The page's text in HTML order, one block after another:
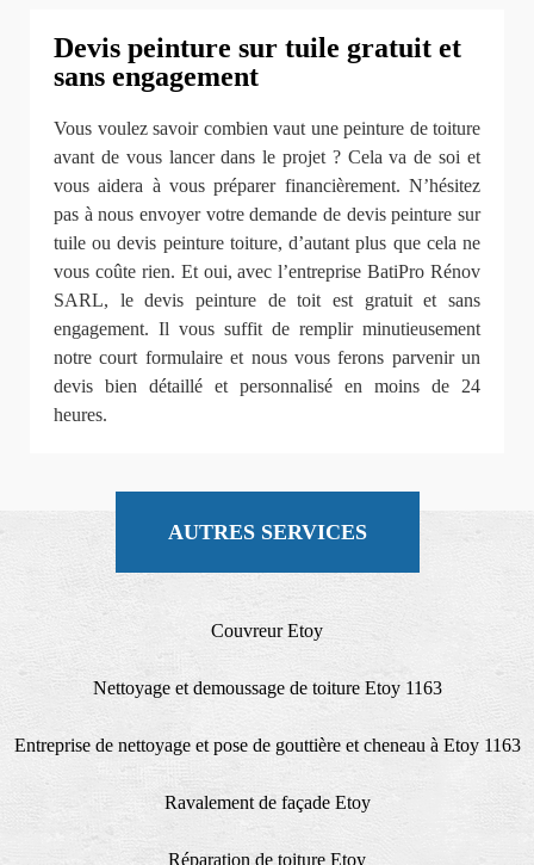
Devis peinture sur tuile gratuit et
sans engagement
Vous voulez savoir combien vaut une peinture de toiture
avant de vous lancer dans le projet ? Cela va de soi et
vous aidera à vous préparer financièrement. N’hésitez
pas à nous envoyer votre demande de devis peinture sur
tuile ou devis peinture toiture, d’autant plus que cela ne
vous coûte rien. Et oui, avec l’entreprise BatiPro Rénov
SARL, le devis peinture de toit est gratuit et sans
engagement. Il vous suffit de remplir minutieusement
notre court formulaire et nous vous ferons parvenir un
devis bien détaillé et personnalisé en moins de 24
heures.
AUTRES SERVICES
Couvreur Etoy
Nettoyage et demoussage de toiture Etoy 1163
Entreprise de nettoyage et pose de gouttière et cheneau à Etoy 1163
Ravalement de façade Etoy
Réparation de toiture Etoy